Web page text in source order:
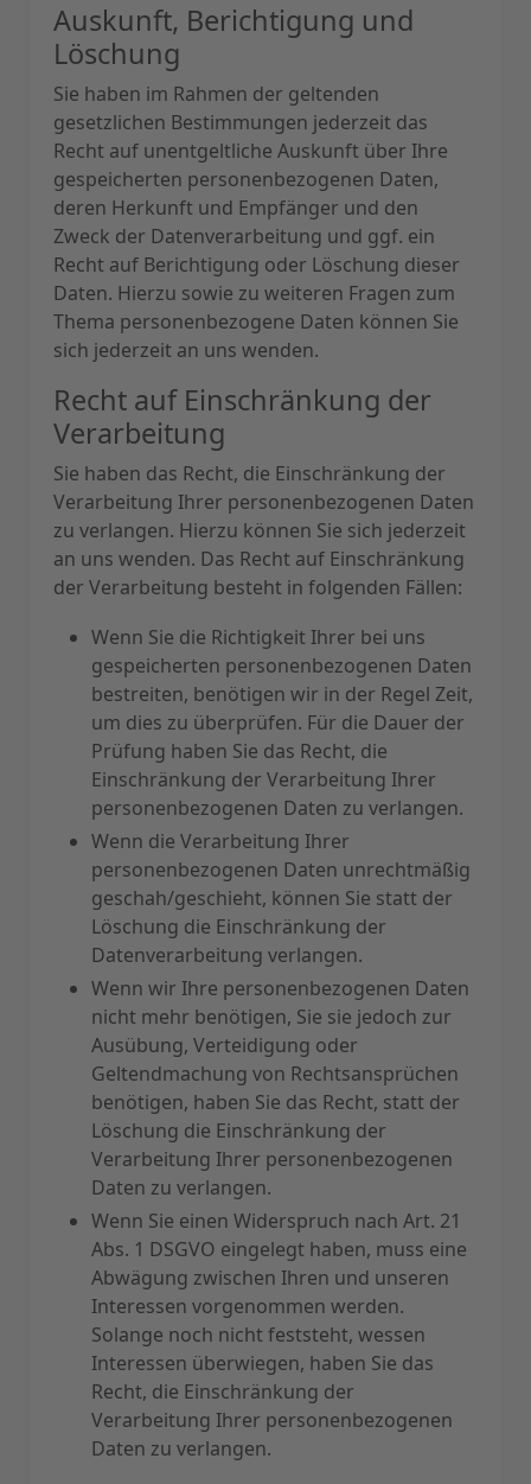
Auskunft, Berichtigung und
Löschung
Sie haben im Rahmen der geltenden
gesetzlichen Bestimmungen jederzeit das
Recht auf unentgeltliche Auskunft über Ihre
gespeicherten personenbezogenen Daten,
deren Herkunft und Empfänger und den
Zweck der Datenverarbeitung und ggf. ein
Recht auf Berichtigung oder Löschung dieser
Daten. Hierzu sowie zu weiteren Fragen zum
Thema personenbezogene Daten können Sie
sich jederzeit an uns wenden.
Recht auf Einschränkung der
Verarbeitung
Sie haben das Recht, die Einschränkung der
Verarbeitung Ihrer personenbezogenen Daten
zu verlangen. Hierzu können Sie sich jederzeit
an uns wenden. Das Recht auf Einschränkung
der Verarbeitung besteht in folgenden Fällen:
Wenn Sie die Richtigkeit Ihrer bei uns
gespeicherten personenbezogenen Daten
bestreiten, benötigen wir in der Regel Zeit,
um dies zu überprüfen. Für die Dauer der
Prüfung haben Sie das Recht, die
Einschränkung der Verarbeitung Ihrer
personenbezogenen Daten zu verlangen.
Wenn die Verarbeitung Ihrer
personenbezogenen Daten unrechtmäßig
geschah/geschieht, können Sie statt der
Löschung die Einschränkung der
Datenverarbeitung verlangen.
Wenn wir Ihre personenbezogenen Daten
nicht mehr benötigen, Sie sie jedoch zur
Ausübung, Verteidigung oder
Geltendmachung von Rechtsansprüchen
benötigen, haben Sie das Recht, statt der
Löschung die Einschränkung der
Verarbeitung Ihrer personenbezogenen
Daten zu verlangen.
Wenn Sie einen Widerspruch nach Art. 21
Abs. 1 DSGVO eingelegt haben, muss eine
Abwägung zwischen Ihren und unseren
Interessen vorgenommen werden.
Solange noch nicht feststeht, wessen
Interessen überwiegen, haben Sie das
Recht, die Einschränkung der
Verarbeitung Ihrer personenbezogenen
Daten zu verlangen.